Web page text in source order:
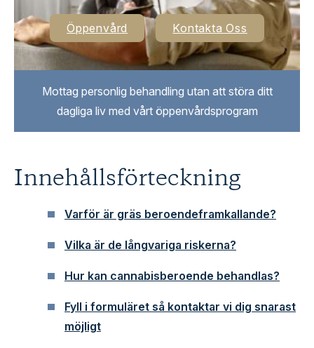
Öppenvård Kontakta Oss
Mottag personlig behandling utan att störa ditt
dagliga liv med vårt öppenvårdsprogram
Innehållsförteckning
Varför är gräs beroendeframkallande?
Vilka är de långvariga riskerna?
Hur kan cannabisberoende behandlas?
Fyll i formuläret så kontaktar vi dig snarast
möjligt